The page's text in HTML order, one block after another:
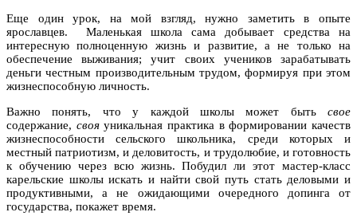
Еще один урок, на мой взгляд, нужно заметить в опыте
ярославцев. Маленькая школа сама добывает средства на
интересную полноценную жизнь и развитие, а не только на
обеспечение выживания; учит своих учеников зарабатывать
деньги честным производительным трудом, формируя при этом
жизнеспособную личность.
Важно понять, что у каждой школы может быть свое
содержание, свояуникальная практика в формировании качеств
жизнеспособности сельского школьника, среди которых и
местный патриотизм, и деловитость, и трудолюбие, и готовность
к обучению через всю жизнь. Побудил ли этот мастер-класс
карельские школы искать и найти свой путь стать деловыми и
продуктивными, а не ожидающими очередного допинга от
государства, покажет время.